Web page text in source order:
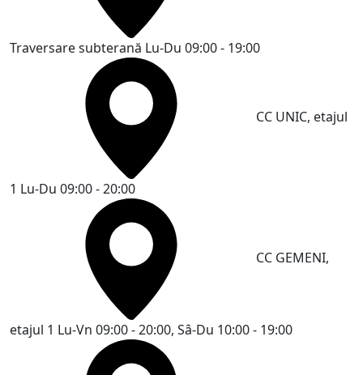
Traversare subterană Lu-Du 09:00 - 19:00
CC UNIC, etajul
1 Lu-Du 09:00 - 20:00
CC GEMENI,
etajul 1 Lu-Vn 09:00 - 20:00, Sâ-Du 10:00 - 19:00